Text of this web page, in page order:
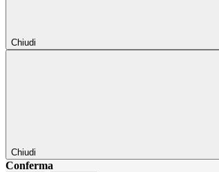
Chiudi
Chiudi
Conferma